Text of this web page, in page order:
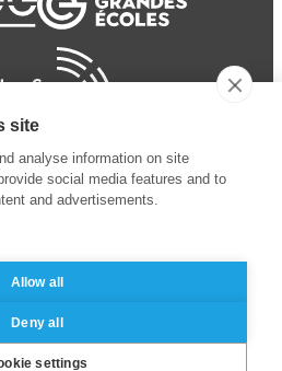
légales
données personnelles
site
analyse information on site
social media features and to
and advertisements.
Allow all
Deny all
settings